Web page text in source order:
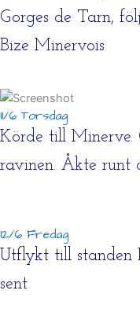
Gorges de Tarn,
Bize Minervois
11/6 Torsdag
Körde till Minerve.
ravinen. Åkte runt
12/6 Fredag
Utflykt till standen
sent